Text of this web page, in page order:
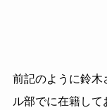
前記のように鈴木
ル部でに在籍して